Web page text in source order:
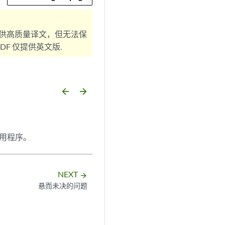
高质量译文，但无法保
仅提供英文版.
arrow_backward arrow_forward
程序。
NEXT arrow_forward
悬而未决的问题